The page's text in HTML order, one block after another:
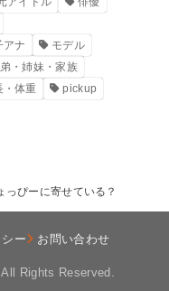
アナ
モデル
・姉妹・家族
・体重 pickup
ぴーに寄せている？
ー お問い合わせ
All Rights Reserved.